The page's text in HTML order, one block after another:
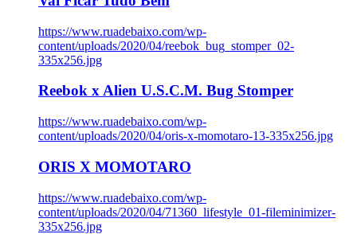
https://www.ruadebaixo.com/wp-
content/uploads/2020/04/reebok_bug_stomper_02-
335x256.jpg
Reebok x Alien U.S.C.M. Bug Stomper
https://www.ruadebaixo.com/wp-
content/uploads/2020/04/oris-x-momotaro-13-335x256.jpg
ORIS X MOMOTARO
https://www.ruadebaixo.com/wp-
content/uploads/2020/04/71360_lifestyle_01-fileminimizer-
335x256.jpg